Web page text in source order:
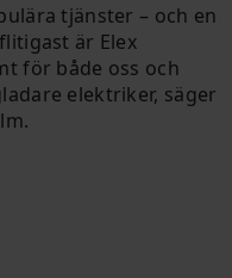
tjänster – och en
är Elex
för både oss och
elektriker, säger